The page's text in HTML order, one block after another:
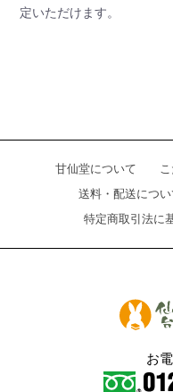
定いただけます。
甘仙堂について
送料・配送につい
特定商取引法に
お